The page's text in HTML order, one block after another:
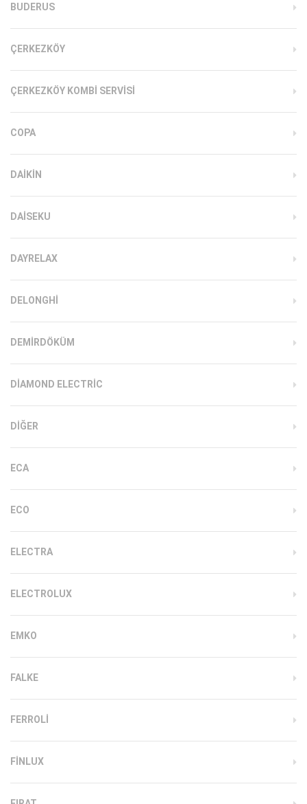
BUDERUS
ÇERKEZKÖY
ÇERKEZKÖY KOMBI SERVISI
COPA
DAIKIN
DAISEKU
DAYRELAX
DELONGHI
DEMIRDÖKÜM
DIAMOND ELECTRIC
DIĞER
ECA
ECO
ELECTRA
ELECTROLUX
EMKO
FALKE
FERROLI
FINLUX